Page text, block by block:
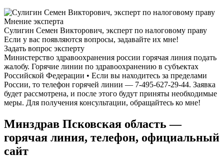
Мнение эксперта
Сулигин Семен Викторович, эксперт по налоговому праву
Если у вас появляются вопросы, задавайте их мне!
Задать вопрос эксперту
Министерство здравоохранения россии горячая линия подать
жалобу. Горячие линии по здравоохранению в субъектах
Российской Федерации • Если вы находитесь за пределами
России, то телефон горячей линии — 7-495-627-29-44. Заявка
будет рассмотрена, и после этого будут приняты необходимые
меры. Для получения консультации, обращайтесь ко мне!
Минздрав Псковская область —
горячая линия, телефон, официальный
сайт